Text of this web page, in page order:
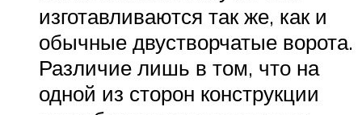
изготавливаются так же, как и
обычные двустворчатые ворота.
Различие лишь в том, что на
одной из сторон конструкции